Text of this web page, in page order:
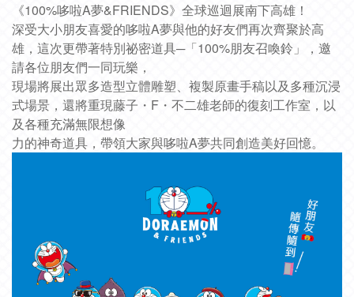
《100%哆啦A夢&FRIENDS》全球巡迴展南下高雄！
深受大小朋友喜愛的哆啦A夢與他的好友們再次齊聚於高
雄，這次更帶著特別祕密道具─「100%朋友召喚鈴」，邀
請各位朋友們一同玩樂，
現場將展出眾多造型立體雕塑、複製原畫手稿以及多種沉浸
式場景，還將重現藤子・F・不二雄老師的復刻工作室，以
及各種充滿無限想像
力的神奇道具，帶領大家與哆啦A夢共同創造美好回憶。